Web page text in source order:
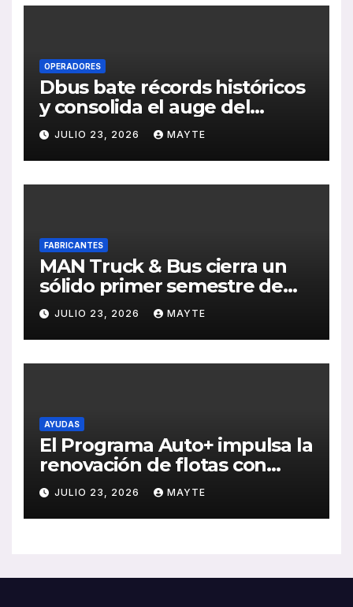
OPERADORES
Dbus bate récords históricos
y consolida el auge del
transporte público en San
Sebastián
JULIO 23, 2026 MAYTE
FABRICANTES
MAN Truck & Bus cierra un
sólido primer semestre de
2026 con crecimiento en
ventas, pedidos y
rentabilidad
JULIO 23, 2026 MAYTE
AYUDAS
El Programa Auto+ impulsa la
renovación de flotas con
ayudas a vehículos eléctricos
ligeros
JULIO 23, 2026 MAYTE